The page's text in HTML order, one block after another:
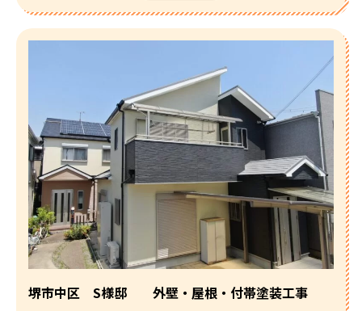
堺市中区 S様邸 外壁・屋根・付帯塗装工事